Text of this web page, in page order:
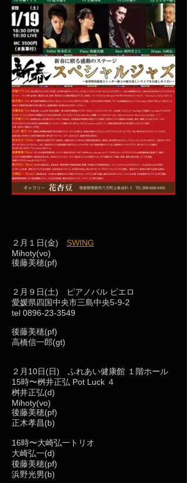
２月１日(金) SWING
Mihoty(vo)
後藤美穂(pf)
２月９日(土) ピアノバル ピエロ
愛媛県四国中央市三島中央5-9-2
tel 0896-23-3549
後藤美穂(pf)
高橋信一郎(gt)
２月10日(日) ふれあい健康館 １階ホール
15時〜桝井正弘 Pot Luck ４
桝井正弘(d)
Mihoty(vo)
後藤美穂(pf)
正木孝昌(b)
16時〜大崎弘一トリオ
大崎弘一(d)
後藤美穂(pf)
浜野光男(b)